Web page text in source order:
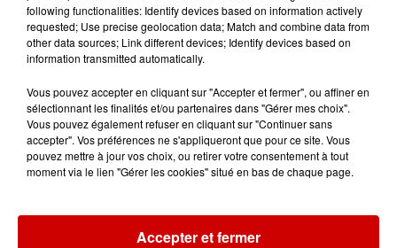
Alouette vous invite à
Futuroscope Xperiences !
en jet ski !
following functionalities: Identify devices based on information actively
requested; Use precise geolocation data; Match and combine data from
other data sources; Link different devices; Identify devices based on
information transmitted automatically.
Vous pouvez accepter en cliquant sur "Accepter et fermer", ou affiner en
sélectionnant les finalités et/ou partenaires dans "Gérer mes choix".
Vous pouvez également refuser en cliquant sur "Continuer sans
accepter". Vos préférences ne s'appliqueront que pour ce site. Vous
pouvez mettre à jour vos choix, ou retirer votre consentement à tout
moment via le lien "Gérer les cookies" situé en bas de chaque page.
Accepter et fermer